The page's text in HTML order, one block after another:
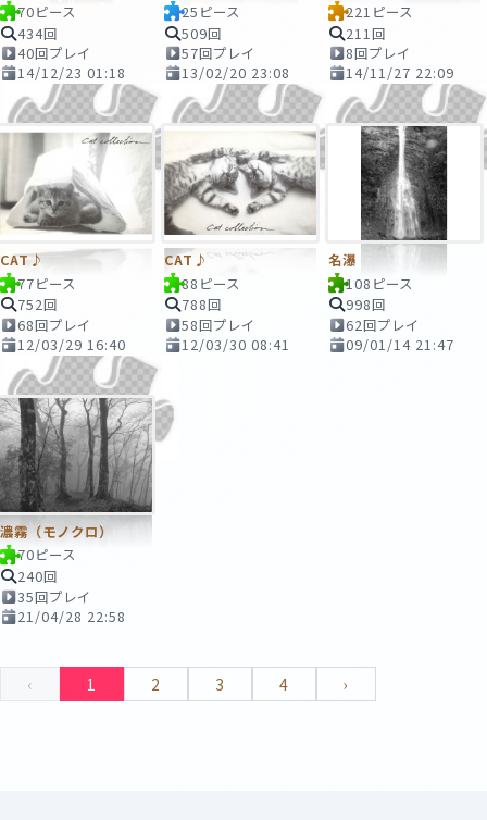
70ピース
434回
40回プレイ
14/12/23 01:18
25ピース
509回
57回プレイ
13/02/20 23:08
221ピース
211回
8回プレイ
14/11/27 22:09
CAT♪
77ピース
752回
68回プレイ
12/03/29 16:40
CAT♪
88ピース
788回
58回プレイ
12/03/30 08:41
名瀑
108ピース
998回
62回プレイ
09/01/14 21:47
濃霧（モノクロ）
70ピース
240回
35回プレイ
21/04/28 22:58
‹ 1 2 3 4 ›